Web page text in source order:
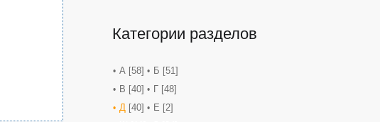
Категории разделов
А [58] Б [51]
В [40] Г [48]
Д [40] Е [2]